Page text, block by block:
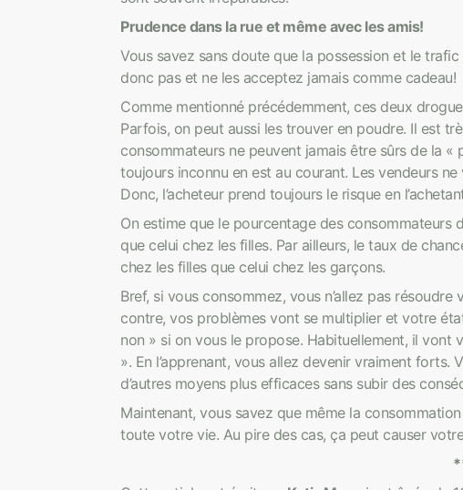
Prudence dans la rue et même avec les amis!
Vous savez sans doute que la possession et le
donc pas et ne les acceptez jamais comme cadeau!
Comme mentionné précédemment, ces deux
Parfois, on peut aussi les trouver en poudre. Il est
consommateurs ne peuvent jamais être sûrs de la
toujours inconnu en est au courant. Les vendeurs
Donc, l’acheteur prend toujours le risque en
On estime que le pourcentage des consommateurs
que celui chez les filles. Par ailleurs, le taux de
chez les filles que celui chez les garçons.
Bref, si vous consommez, vous n’allez pas
contre, vos problèmes vont se multiplier et votre
non » si on vous le propose. Habituellement, il vont
». En l’apprenant, vous allez devenir vraiment
d’autres moyens plus efficaces sans subir des
Maintenant, vous savez que même la
toute votre vie. Au pire des cas, ça peut causer